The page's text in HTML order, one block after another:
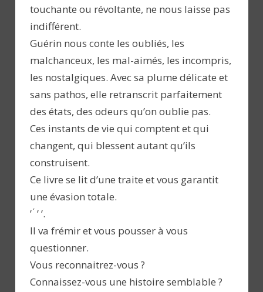
touchante ou révoltante, ne nous laisse pas
indifférent.
Guérin nous conte les oubliés, les
malchanceux, les mal-aimés, les incompris,
les nostalgiques. Avec sa plume délicate et
sans pathos, elle retranscrit parfaitement
des états, des odeurs qu’on oublie pas.
Ces instants de vie qui comptent et qui
changent, qui blessent autant qu’ils
construisent.
Ce livre se lit d’une traite et vous garantit
une évasion totale.
’ ́ ’ ’.
Il va frémir et vous pousser à vous
questionner.
Vous reconnaitrez-vous ?
Connaissez-vous une histoire semblable ?